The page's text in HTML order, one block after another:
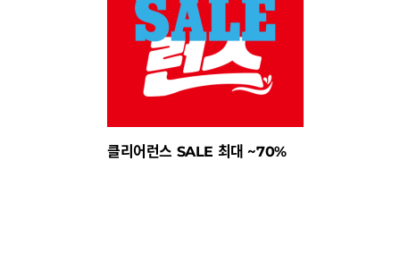
클리어런스 SALE 최대 ~70%